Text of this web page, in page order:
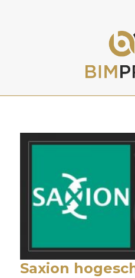
Saxion